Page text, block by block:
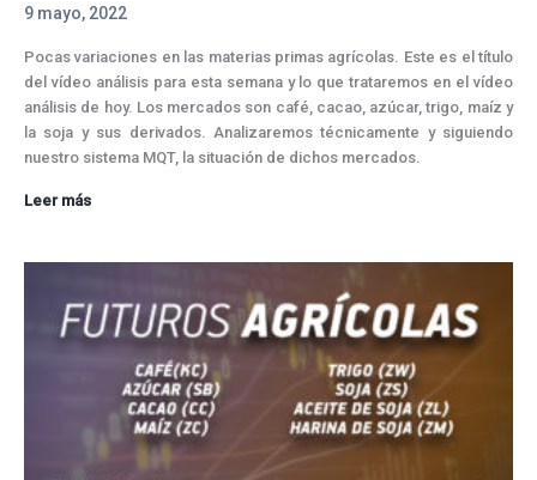
9 mayo, 2022
Pocas variaciones en las materias primas agrícolas. Este es el título
del vídeo análisis para esta semana y lo que trataremos en el vídeo
análisis de hoy. Los mercados son café, cacao, azúcar, trigo, maíz y
la soja y sus derivados. Analizaremos técnicamente y siguiendo
nuestro sistema MQT, la situación de dichos mercados.
Leer másPoca
las
materias
primas
agrícolas